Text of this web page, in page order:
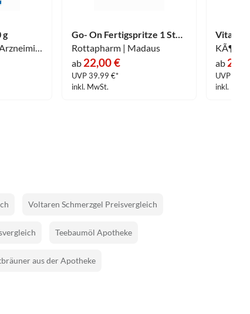
g
CHEPLAPHARM Arzneimittel GmbH
Go- On Fertigspritze 1 Stück
Rottapharm | Madaus
ab 22,00 €
UVP 39.99 €*
inkl. MwSt.
ab
UVP
inkl.
Voltaren Schmerzgel Preisvergleich
Teebaumöl Apotheke
aus der Apotheke